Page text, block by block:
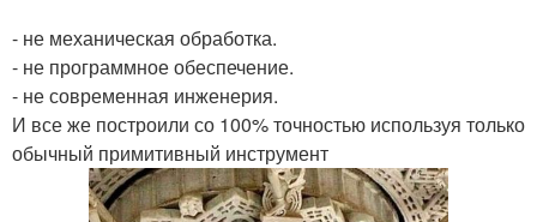
- не механическая обработка.
- не программное обеспечение.
- не современная инженерия.
И все же построили со 100% точностью используя только
обычный примитивный инструмент